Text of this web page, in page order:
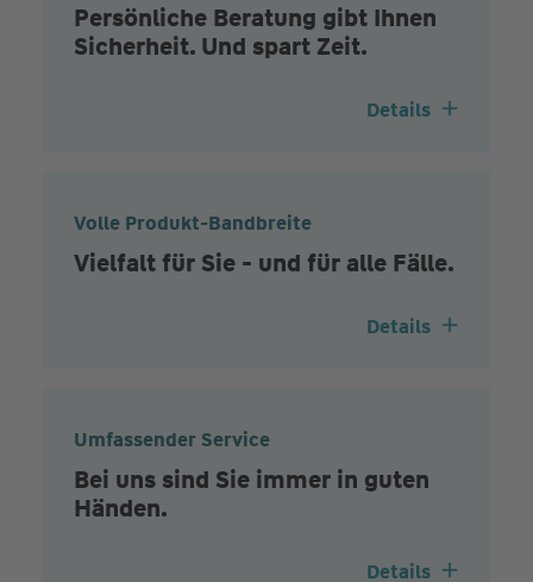
Persönliche Beratung gibt Ihnen
Sicherheit. Und spart Zeit.
Details
Volle Produkt-Bandbreite
Vielfalt für Sie - und für alle Fälle.
Details
Umfassender Service
Bei uns sind Sie immer in guten
Händen.
Details